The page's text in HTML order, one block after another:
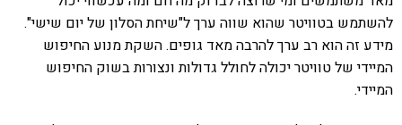
להשתמש בטוויטר שהוא שווה ערך ל"שיחת הסלון של יום שישי".
מידע זה הוא רב ערך להרבה מאד גופים. השקת מנוע החיפוש
המיידי של טוויטר יכולה לחולל גדולות ונצורות בשוק החיפוש
המיידי.